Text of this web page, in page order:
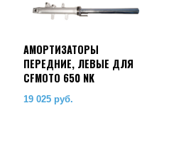
АМОРТИЗАТОРЫ
ПЕРЕДНИЕ, ЛЕВЫЕ ДЛЯ
CFMOTO 650 NK
19 025 руб.